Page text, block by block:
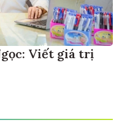
Viết giá trị